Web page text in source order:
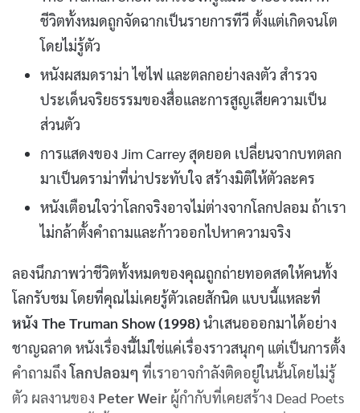
ชีวิตทั้งหมดถูกจัดฉากเป็นรายการทีวี ตั้งแต่เกิดจนโต
โดยไม่รู้ตัว
หนังผสมดราม่า ไซไฟ และตลกอย่างลงตัว สำรวจ
ประเด็นจริยธรรมของสื่อและการสูญเสียความเป็น
ส่วนตัว
การแสดงของ Jim Carrey สุดยอด เปลี่ยนจากบทตลก
มาเป็นดราม่าที่น่าประทับใจ สร้างมิติให้ตัวละคร
หนังเตือนใจว่าโลกจริงอาจไม่ต่างจากโลกปลอม ถ้าเรา
ไม่กล้าตั้งคำถามและก้าวออกไปหาความจริง
ลองนึกภาพว่าชีวิตทั้งหมดของคุณถูกถ่ายทอดสดให้คนทั้ง
โลกรับชม โดยที่คุณไม่เคยรู้ตัวเลยสักนิด แบบนี้แหละที่
หนัง The Truman Show (1998)นำเสนอออกมาได้อย่าง
ชาญฉลาด หนังเรื่องนี้ไม่ใช่แค่เรื่องราวสนุกๆ แต่เป็นการตั้ง
คำถามถึงโลกปลอมๆ ที่เราอาจกำลังติดอยู่ในนั้นโดยไม่รู้
ตัว ผลงานของ Peter Weir ผู้กำกับที่เคยสร้าง Dead Poets